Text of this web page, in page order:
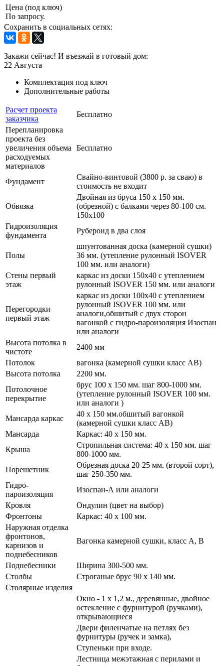
Цена (под ключ)
По запросу.
Сохранить в социальных сетях:
Закажи сейчас! И въезжай в готовый дом:
22 Августа
Комплектация под ключ
Дополнительные работы
Расчет проекта
заказчика
Бесплатно
Перепланировка
проекта без
увеличения объема
расходуемых
материалов
Бесплатно
Фундамент
Свайно-винтовой (3800 р. за сваю) в
стоимость не входит
Обвязка
Двойная из бруса 150 х 150 мм.
(обрезной) с балками через 80-100 см.
150х100
Гидроизоляция
фундамента
Рубероид в два слоя
Полы
шпунтованная доска (камерной сушки)
36 мм. (утепление рулонный ISOVER
100 мм. или аналоги)
Стены первый
этаж
каркас из доски 150х40 с утеплением
рулонный ISOVER 150 мм. или аналоги
Перегородки
первый этаж
каркас из доски 100х40 с утеплением
рулонный ISOVER 100 мм. или
аналоги,обшитый с двух сторон
вагонкой с гидро-пароизоляция Изоспан
или аналоги
Высота потолка в
чистоте
2400 мм
Потолок
вагонка (камерной сушки класс АВ)
Высота потолка
2200 мм.
Потолочное
перекрытие
брус 100 х 150 мм. шаг 800-1000 мм.
(утепление рулонный ISOVER 100 мм.
или аналоги )
Мансарда каркас
40 х 150 мм.обшитый вагонкой
(камерной сушки класс АВ)
Мансарда
Каркас: 40 х 150 мм.
Крыша
Стропильная система: 40 х 150 мм. шаг
800-1000 мм.
Порешетник
Обрезная доска 20-25 мм. (второй сорт),
шаг 250-350 мм.
Гидро-
пароизоляция
Изоспан-А или аналоги
Кровля
Ондулин (цвет на выбор)
Фронтоны
Каркас: 40 х 100 мм.
Наружная отделка
фронтонов,
карнизов и
поднебесников
Вагонка камерной сушки, класс А, В
Поднебесники
Ширина 300-500 мм.
Столбы
Строганые брус 90 х 140 мм.
Столярные изделия
Окно - 1 х 1,2 м., деревянные, двойное
остекление с фурнитурой (ручками),
открывающиеся
Двери филенчатые на петлях без
фурнитуры (ручек и замка),
Ступеньки при входе.
Лестница межэтажная с перилами и